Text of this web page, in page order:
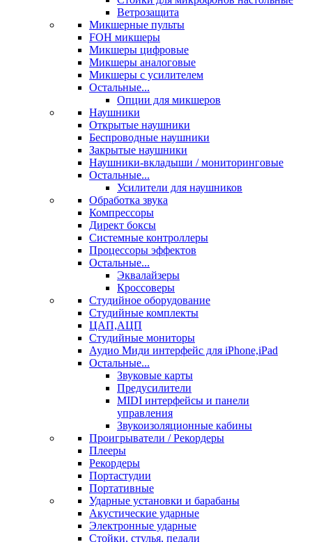
Ветрозащита
Микшерные пульты
FOH микшеры
Микшеры цифровые
Микшеры аналоговые
Микшеры с усилителем
Остальные...
Опции для микшеров
Наушники
Открытые наушники
Беспроводные наушники
Закрытые наушники
Наушники-вкладыши / мониторинговые
Остальные...
Усилители для наушников
Обработка звука
Компрессоры
Директ боксы
Системные контроллеры
Процессоры эффектов
Остальные...
Эквалайзеры
Кроссоверы
Студийное оборудование
Студийные комплекты
ЦАП,АЦП
Студийные мониторы
Аудио Миди интерфейс для iPhone,iPad
Остальные...
Звуковые карты
Предусилители
MIDI интерфейсы и панели
управления
Звукоизоляционные кабины
Проигрыватели / Рекордеры
Плееры
Рекордеры
Портастудии
Портативные
Ударные установки и барабаны
Акустические ударные
Электронные ударные
Стойки, стулья, педали